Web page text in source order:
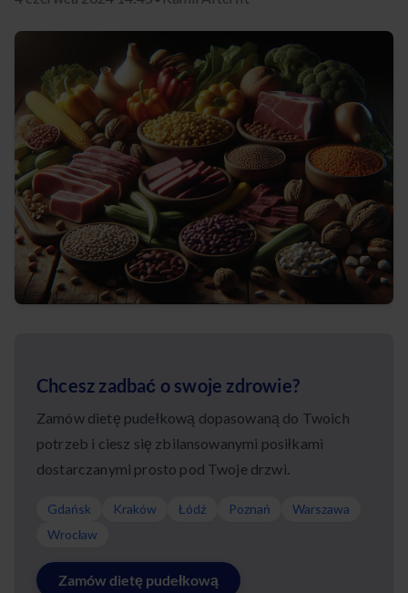
Chcesz zadbać o swoje zdrowie?
Zamów dietę pudełkową dopasowaną do Twoich
potrzeb i ciesz się zbilansowanymi posiłkami
dostarczanymi prosto pod Twoje drzwi.
Gdańsk Kraków Łódź Poznań
Warszawa
Wrocław
Zamów dietę pudełkową